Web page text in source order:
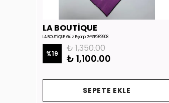
LA BOUTİQUE
LA BOUTİQUE Güz Eşarp GYSE262908
%19 ₺ 1,350.00
₺ 1,100.00
SEPETE EKLE